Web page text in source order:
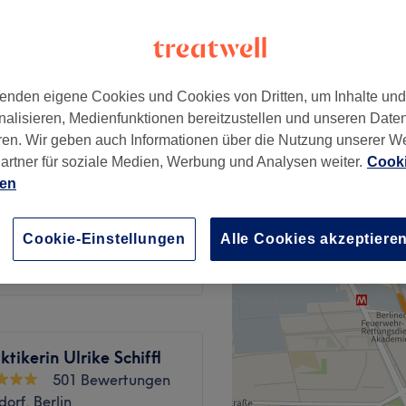
ab 42,50 €
Spare bis zu 15%
ab126,65 €
ab 85 €
Spare bis zu 15%
Ulrike Schiffl
501 Bewertungen
Berlin
eigene Cookies und Cookies von Dritten, um Inhalte
Medienfunktionen bereitzustellen und unseren
Wir geben auch Informationen über die Nutzung unserer
für soziale Medien, Werbung und Analysen weiter.
Cookie-Einstellungen Alle Cookies akzeptieren